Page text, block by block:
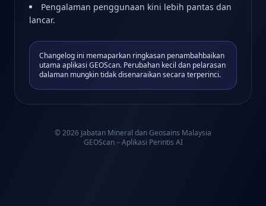
Pengalaman penggunaan kini lebih pantas dan
lancar.
Changelog ini memaparkan ringkasan penambahbaikan
utama aplikasi GEOScan. Perubahan kecil dan pelarasan
dalaman mungkin tidak disenaraikan secara terperinci.
© 2026 Jabatan Mineral dan Geosains Malaysia
GEOScan – Aplikasi Perintis AI